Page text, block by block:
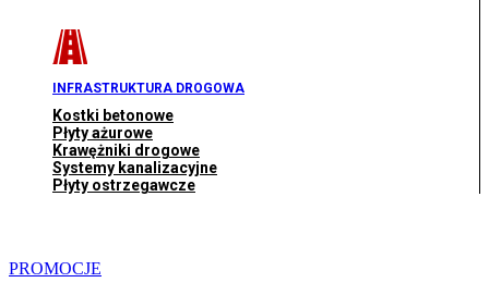
INFRASTRUKTURA DROGOWA
Kostki betonowe
Płyty ażurowe
Krawężniki drogowe
Systemy kanalizacyjne
Płyty ostrzegawcze
PROMOCJE